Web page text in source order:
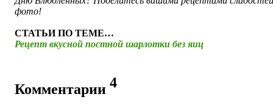
фото!
СТАТЬИ ПО ТЕМЕ…
Рецепт вкусной постной шарлотки без яиц
Комментарии 4